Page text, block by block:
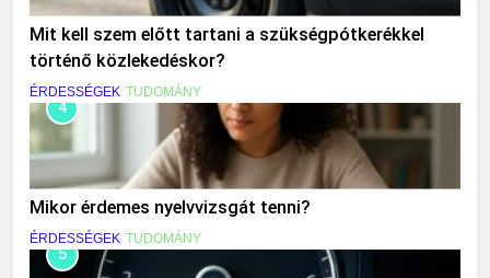
Mit kell szem előtt tartani a szükségpótkerékkel
történő közlekedéskor?
ÉRDESSÉGEK TUDOMÁNY
4
Mikor érdemes nyelvvizsgát tenni?
ÉRDESSÉGEK TUDOMÁNY
5